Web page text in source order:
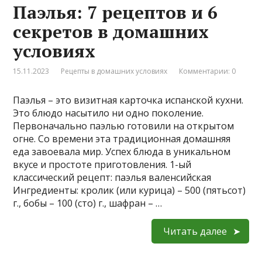
Паэлья: 7 рецептов и 6
секретов в домашних
условиях
15.11.2023 Рецепты в домашних условиях Комментарии: 0
Паэлья – это визитная карточка испанской кухни.
Это блюдо насытило ни одно поколение.
Первоначально паэлью готовили на открытом
огне. Со времени эта традиционная домашняя
еда завоевала мир. Успех блюда в уникальном
вкусе и простоте приготовления. 1-ый
классический рецепт: паэлья валенсийская
Ингредиенты: кролик (или курица) – 500 (пятьсот)
г., бобы – 100 (сто) г., шафран – …
Читать далее